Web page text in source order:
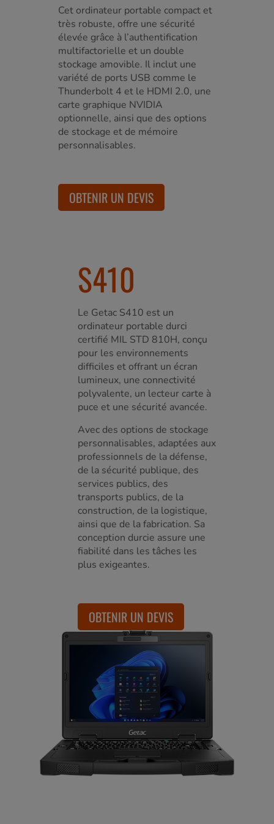
Cet ordinateur portable compact et
très robuste, offre une sécurité
élevée grâce à l’authentification
multifactorielle et un double
stockage amovible. Il inclut une
variété de ports USB comme le
Thunderbolt 4 et le HDMI 2.0, une
carte graphique NVIDIA
optionnelle, ainsi que des options
de stockage et de mémoire
personnalisables.
OBTENIR UN DEVIS
S410
Le Getac S410 est un
ordinateur portable durci
certifié MIL STD 810H, conçu
pour les environnements
difficiles et offrant un écran
lumineux, une connectivité
polyvalente, un lecteur carte à
puce et une sécurité avancée.
Avec des options de stockage
personnalisables, adaptées aux
professionnels de la défense,
de la sécurité publique, des
services publics, des
transports publics, de la
construction, de la logistique,
ainsi que de la fabrication. Sa
conception durcie assure une
fiabilité dans les tâches les
plus exigeantes.
OBTENIR UN DEVIS